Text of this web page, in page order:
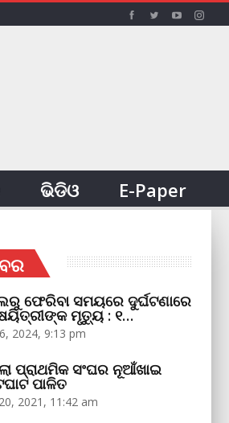
ଭିଡିଓ E-Paper
ଫେରିବା ସମୟରେ ଦୁର୍ଘଟଣାରେ
ମୃତ୍ୟୁ : ୧…
2024, 9:13 pm
ପ୍ରାଥମିକ ସଂଘର ନୂଆଁଖାଇ
ପାଳିତ
2021, 11:42 am